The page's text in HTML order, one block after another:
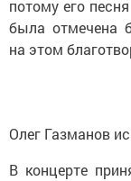
потому его
была отмечена
на этом
Олег Газманов
В концерте